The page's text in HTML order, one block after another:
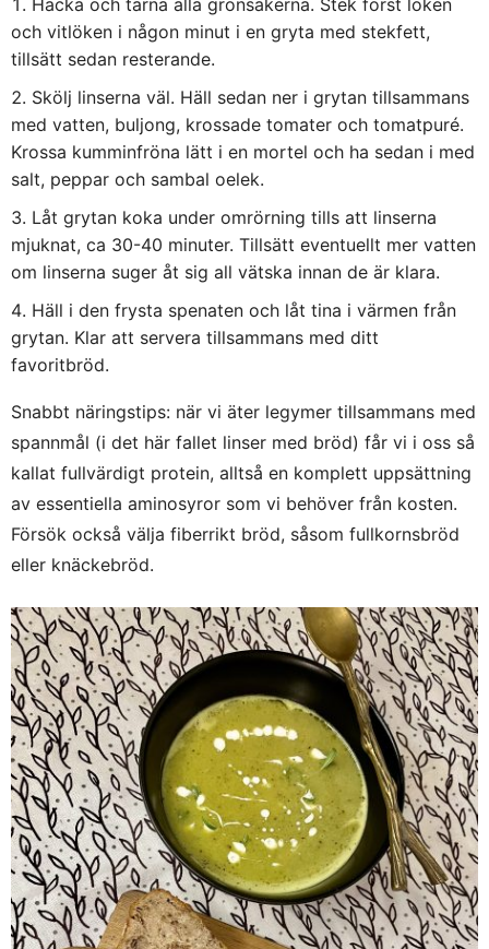
och vitlöken i någon minut i en gryta med stekfett,
tillsätt sedan resterande.
Skölj linserna väl. Häll sedan ner i grytan tillsammans
med vatten, buljong, krossade tomater och tomatpuré.
Krossa kumminfröna lätt i en mortel och ha sedan i med
salt, peppar och sambal oelek.
Låt grytan koka under omrörning tills att linserna
mjuknat, ca 30-40 minuter. Tillsätt eventuellt mer vatten
om linserna suger åt sig all vätska innan de är klara.
Häll i den frysta spenaten och låt tina i värmen från
grytan. Klar att servera tillsammans med ditt
favoritbröd.
Snabbt näringstips: när vi äter legymer tillsammans med
spannmål (i det här fallet linser med bröd) får vi i oss så
kallat fullvärdigt protein, alltså en komplett uppsättning
av essentiella aminosyror som vi behöver från kosten.
Försök också välja fiberrikt bröd, såsom fullkornsbröd
eller knäckebröd.